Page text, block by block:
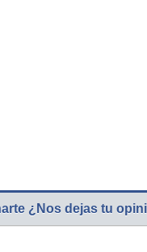
¿Nos dejas tu